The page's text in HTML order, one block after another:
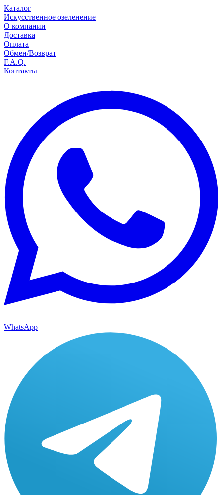
Каталог
Искусственное озеленение
О компании
Доставка
Оплата
Обмен/Возврат
F.A.Q.
Контакты
WhatsApp